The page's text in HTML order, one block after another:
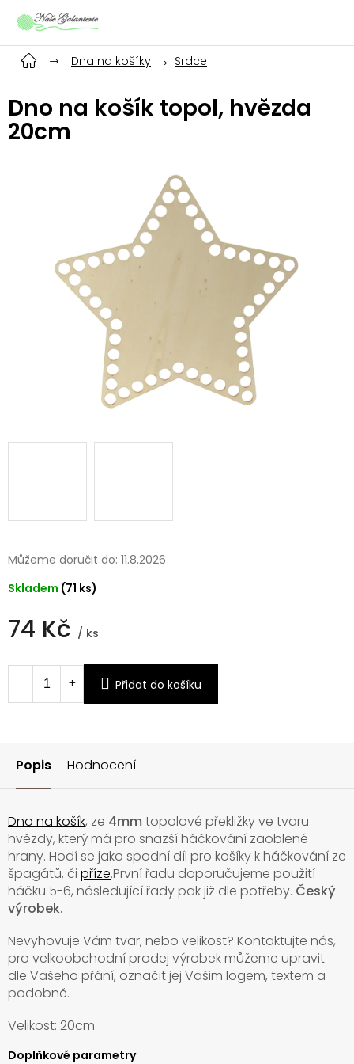
Dna na košíky
Srdce
Dno na košík topol, hvězda
20cm
74 Kč / ks
cena:
Skladem (71 ks)
Můžeme doručit do: 11.8.2026
Přidat do košíku
Popis Hodnocení
Dno na košík, ze 4mm topolové překližky ve tvaru
hvězdy, který má pro snazší háčkování zaoblené
hrany. Hodí se jako spodní díl pro košíky k háčkování ze
špagátů, či příze.První řadu doporučujeme použití
háčku 5-6, následující řady pak již dle potřeby. Český
výrobek.
Nevyhovuje Vám tvar, nebo velikost? Kontaktujte nás,
pro velkoobchodní prodej výrobek můžeme upravit
dle Vašeho přání, označit jej Vašim logem, textem a
podobně.
Velikost: 20cm
Doplňkové parametry